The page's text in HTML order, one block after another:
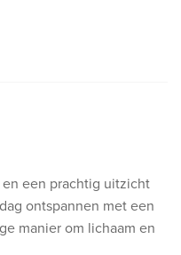
een prachtig uitzicht
ontspannen met een
manier om lichaam en